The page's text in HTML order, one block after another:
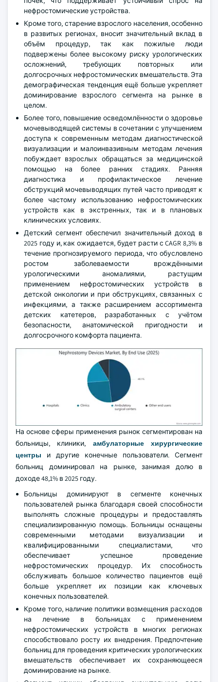
нефростомические устройства.
Кроме того, старение взрослого населения, особенно
в развитых регионах, вносит значительный вклад в
объём процедур, так как пожилые люди
подвержены более высокому риску урологических
осложнений, требующих повторных или
долгосрочных нефростомических вмешательств. Эта
демографическая тенденция ещё больше укрепляет
доминирование взрослого сегмента на рынке в
целом.
Более того, повышение осведомлённости о здоровье
мочевыводящей системы в сочетании с улучшением
доступа к современным методам диагностической
визуализации и малоинвазивным методам лечения
побуждает взрослых обращаться за медицинской
помощью на более ранних стадиях. Ранняя
диагностика и профилактическое лечение
обструкций мочевыводящих путей часто приводят к
более частому использованию нефростомических
устройств как в экстренных, так и в плановых
клинических условиях.
Детский сегмент обеспечил значительный доход в
2025 году и, как ожидается, будет расти с CAGR 8,3% в
течение прогнозируемого периода, что обусловлено
ростом заболеваемости врождёнными
урологическими аномалиями, растущим
применением нефростомических устройств в
детской онкологии и при обструкциях, связанных с
инфекциями, а также расширением ассортимента
детских катетеров, разработанных с учётом
безопасности, анатомической пригодности и
долгосрочного комфорта пациента.
На основе сферы применения рынок сегментирован на
больницы, клиники, амбулаторные хирургические
центры и другие конечные пользователи. Сегмент
больниц доминировал на рынке, занимая долю в
доходе 48,1% в 2025 году.
Больницы доминируют в сегменте конечных
пользователей рынка благодаря своей способности
выполнять сложные процедуры и предоставлять
специализированную помощь. Больницы оснащены
современными методами визуализации и
квалифицированными специалистами, что
обеспечивает успешное проведение
нефростомических процедур. Их способность
обслуживать большое количество пациентов ещё
больше укрепляет их позиции как ключевых
конечных пользователей.
Кроме того, наличие политики возмещения расходов
на лечение в больницах с применением
нефростомических устройств в многих регионах
способствовало росту их внедрения. Предпочтение
больниц для проведения критических урологических
вмешательств обеспечивает их сохраняющееся
доминирование на рынке.